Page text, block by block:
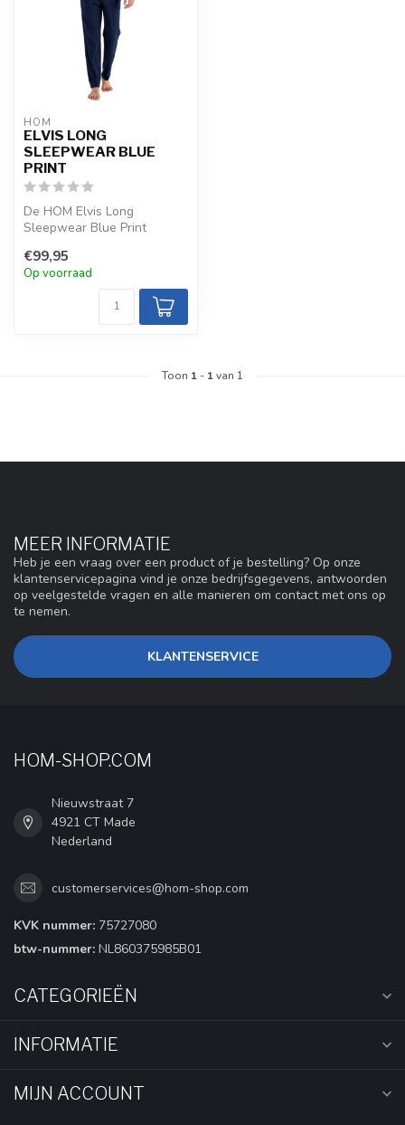
HOM
ELVIS LONG
SLEEPWEAR BLUE
PRINT
De HOM Elvis Long
Sleepwear Blue Print
geometrisch motie...
€99,95
Op voorraad
Toon 1 - 1van 1
MEER INFORMATIE
Heb je een vraag over een product of je bestelling? Op onze
klantenservicepagina vind je onze bedrijfsgegevens, antwoorden
op veelgestelde vragen en alle manieren om contact met ons op
te nemen.
KLANTENSERVICE
HOM-SHOP.COM
Nieuwstraat 7
4921 CT Made
Nederland
customerservices@hom-shop.com
KVK nummer: 75727080
btw-nummer: NL860375985B01
CATEGORIEËN
INFORMATIE
MIJN ACCOUNT